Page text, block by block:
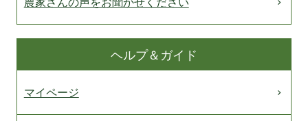
ヘルプ＆ガイド
マイページ